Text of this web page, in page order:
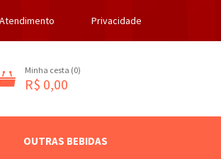
Atendimento Privacidade
Minha cesta (0)
R$ 0,00
OUTRAS BEBIDAS